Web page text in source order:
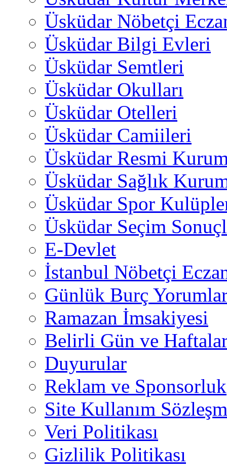
Üsküdar Nöbetçi
Üsküdar Bilgi Evleri
Üsküdar Semtleri
Üsküdar Okulları
Üsküdar Otelleri
Üsküdar Camiileri
Üsküdar Resmi
Üsküdar Sağlık
Üsküdar Spor
Üsküdar Seçim
E-Devlet
İstanbul Nöbetçi
Günlük Burç
Ramazan İmsakiyesi
Belirli Gün ve
Duyurular
Reklam ve Sponsorluk
Site Kullanım
Veri Politikası
Gizlilik Politikası